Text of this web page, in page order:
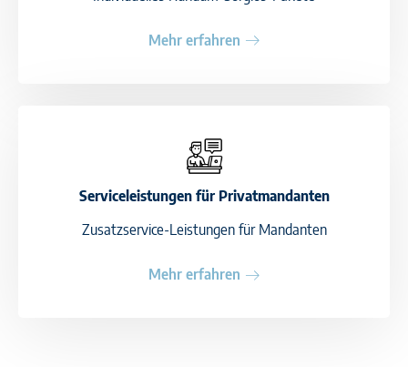
Mehr erfahren
Serviceleistungen für Privatmandanten
Zusatzservice-Leistungen für Mandanten
Mehr erfahren